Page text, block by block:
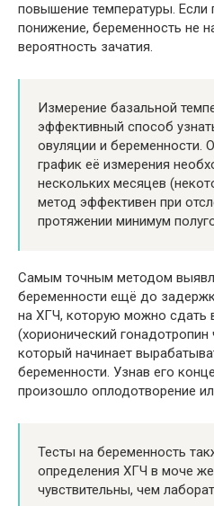
повышение температуры. Если
понижение, беременность не
вероятность зачатия.
Измерение базальной
эффективный способ
овуляции и беременности.
график её измерения
нескольких месяцев
метод эффективен при
протяжении минимум
Самым точным методом
беременности ещё до
на ХГЧ, которую можно сдать
(хорионический
который начинает
беременности. Узнав его
произошло оплодотворение
Тесты на беременность
определения ХГЧ в моче
чувствительны, чем